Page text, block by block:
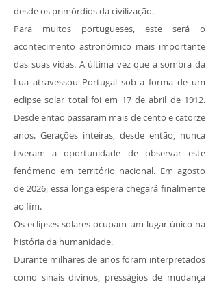
desde os primórdios da civilização.
Para muitos portugueses, este será o
acontecimento astronómico mais importante
das suas vidas. A última vez que a sombra da
Lua atravessou Portugal sob a forma de um
eclipse solar total foi em 17 de abril de 1912.
Desde então passaram mais de cento e catorze
anos. Gerações inteiras, desde então, nunca
tiveram a oportunidade de observar este
fenómeno em território nacional. Em agosto
de 2026, essa longa espera chegará finalmente
ao fim.
Os eclipses solares ocupam um lugar único na
história da humanidade.
Durante milhares de anos foram interpretados
como sinais divinos, presságios de mudança